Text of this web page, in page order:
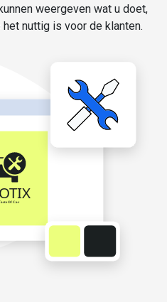
weergeven wat u doet,
nuttig is voor de klanten.